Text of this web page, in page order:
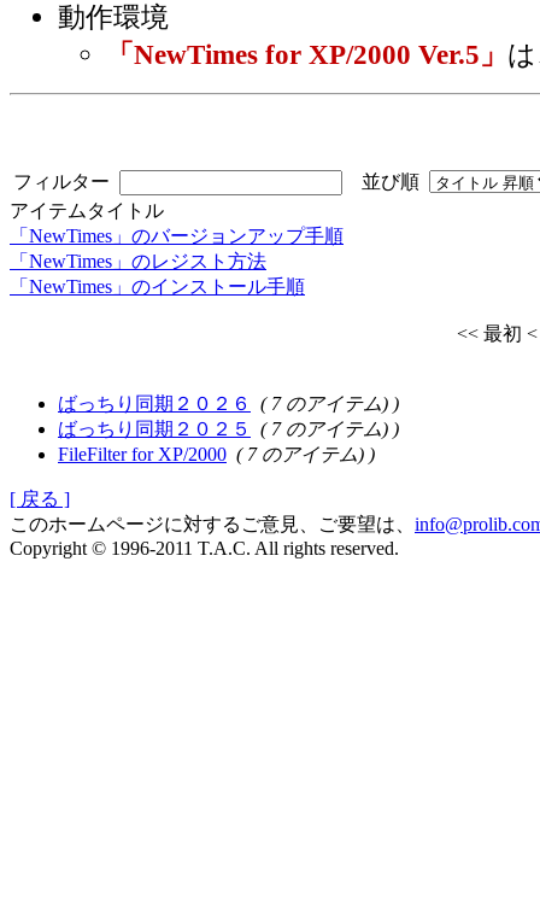
動作環境
「NewTimes for XP/2000 Ver.5」
フィルター
並び順
アイテムタイトル
「NewTimes」のバージョンアップ手順
「NewTimes」のレジスト方法
「NewTimes」のインストール手順
<< 最初
ばっちり同期２０２６
( 7 のアイテム) )
ばっちり同期２０２５
( 7 のアイテム) )
FileFilter for XP/2000 ( 7 のアイテム) )
[ 戻る ]
このホームページに対するご意見、ご要望は、
Copyright © 1996-2011 T.A.C. All rights reserved.